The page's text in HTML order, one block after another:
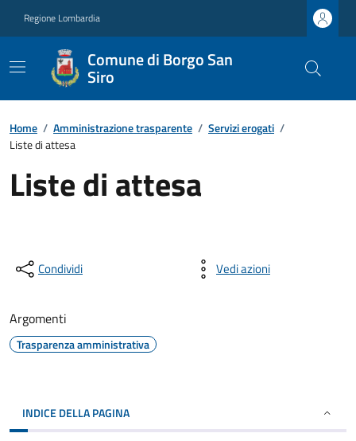
Regione Lombardia
Comune di Borgo San
Siro
Home / Amministrazione trasparente / Servizi erogati /
Liste di attesa
Liste di attesa
Condividi Vedi azioni
Argomenti
Trasparenza amministrativa
INDICE DELLA PAGINA